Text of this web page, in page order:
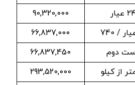
90,320,000
66,837,000
دوم
66,837,450
از کیلو
293,520,000